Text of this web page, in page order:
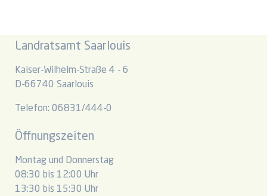
Landratsamt Saarlouis
Kaiser-Wilhelm-Straße 4 - 6
D-66740 Saarlouis
Telefon: 06831/444-0
Öffnungszeiten
Montag und Donnerstag
08:30 bis 12:00 Uhr
13:30 bis 15:30 Uhr